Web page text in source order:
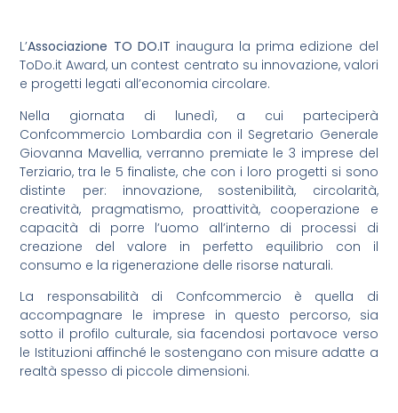
L’Associazione TO DO.IT inaugura la prima edizione del
ToDo.it Award, un contest centrato su innovazione, valori
e progetti legati all’economia circolare.
Nella giornata di lunedì, a cui parteciperà
Confcommercio Lombardia con il Segretario Generale
Giovanna Mavellia, verranno premiate le 3 imprese del
Terziario, tra le 5 finaliste, che con i loro progetti si sono
distinte per: innovazione, sostenibilità, circolarità,
creatività, pragmatismo, proattività, cooperazione e
capacità di porre l’uomo all’interno di processi di
creazione del valore in perfetto equilibrio con il
consumo e la rigenerazione delle risorse naturali.
La responsabilità di Confcommercio è quella di
accompagnare le imprese in questo percorso, sia
sotto il profilo culturale, sia facendosi portavoce verso
le Istituzioni affinché le sostengano con misure adatte a
realtà spesso di piccole dimensioni.